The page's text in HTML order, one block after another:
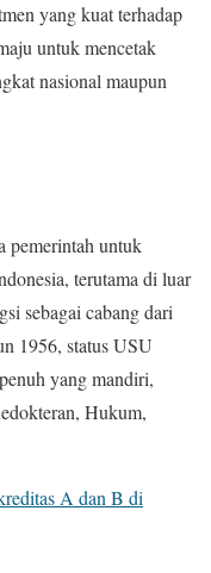
yang kuat terhadap
untuk mencetak
nasional maupun
pemerintah untuk
terutama di luar
sebagai cabang dari
1956, status USU
yang mandiri,
Hukum,
A dan B di